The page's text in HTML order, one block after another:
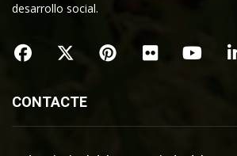
desarrollo social.
CONTACTE